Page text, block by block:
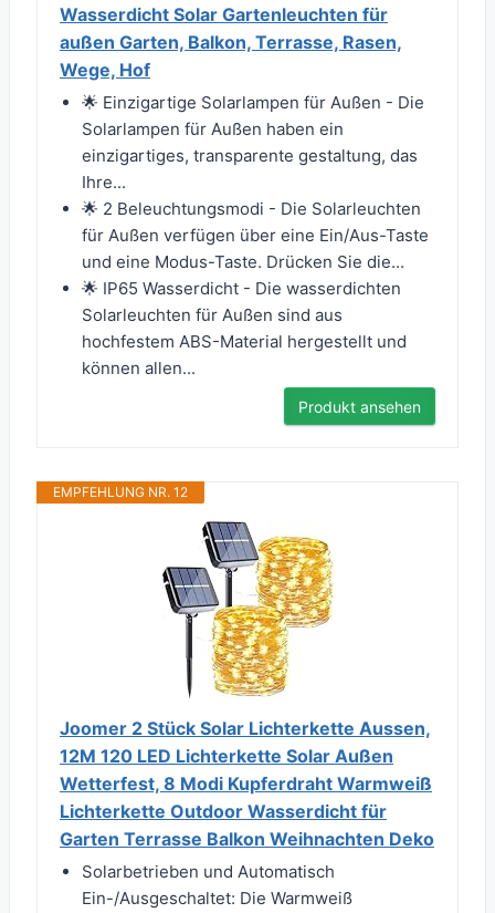
Wasserdicht Solar Gartenleuchten für
außen Garten, Balkon, Terrasse, Rasen,
Wege, Hof
🌟 Einzigartige Solarlampen für Außen - Die
Solarlampen für Außen haben ein
einzigartiges, transparente gestaltung, das
Ihre...
🌟 2 Beleuchtungsmodi - Die Solarleuchten
für Außen verfügen über eine Ein/Aus-Taste
und eine Modus-Taste. Drücken Sie die...
🌟 IP65 Wasserdicht - Die wasserdichten
Solarleuchten für Außen sind aus
hochfestem ABS-Material hergestellt und
können allen...
Produkt ansehen
EMPFEHLUNG NR. 12
Joomer 2 Stück Solar Lichterkette Aussen,
12M 120 LED Lichterkette Solar Außen
Wetterfest, 8 Modi Kupferdraht Warmweiß
Lichterkette Outdoor Wasserdicht für
Garten Terrasse Balkon Weihnachten Deko
Solarbetrieben und Automatisch
Ein-/Ausgeschaltet: Die Warmweiß